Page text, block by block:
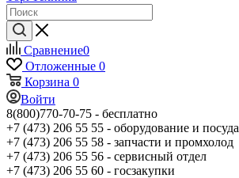
Сравнение0
Отложенные 0
Корзина 0
Войти
8(800)770-70-75 - бесплатно
+7 (473) 206 55 55 - оборудование и посуда
+7 (473) 206 55 58 - запчасти и промхолод
+7 (473) 206 55 56 - сервисный отдел
+7 (473) 206 55 60 - госзакупки